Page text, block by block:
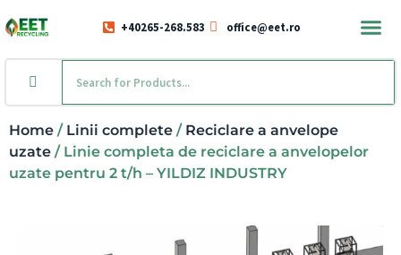
+40265-268.583 office@eet.ro
Home / Linii complete / Reciclare a anvelope
uzate / Linie completa de reciclare a anvelopelor
uzate pentru 2 t/h – YILDIZ INDUSTRY